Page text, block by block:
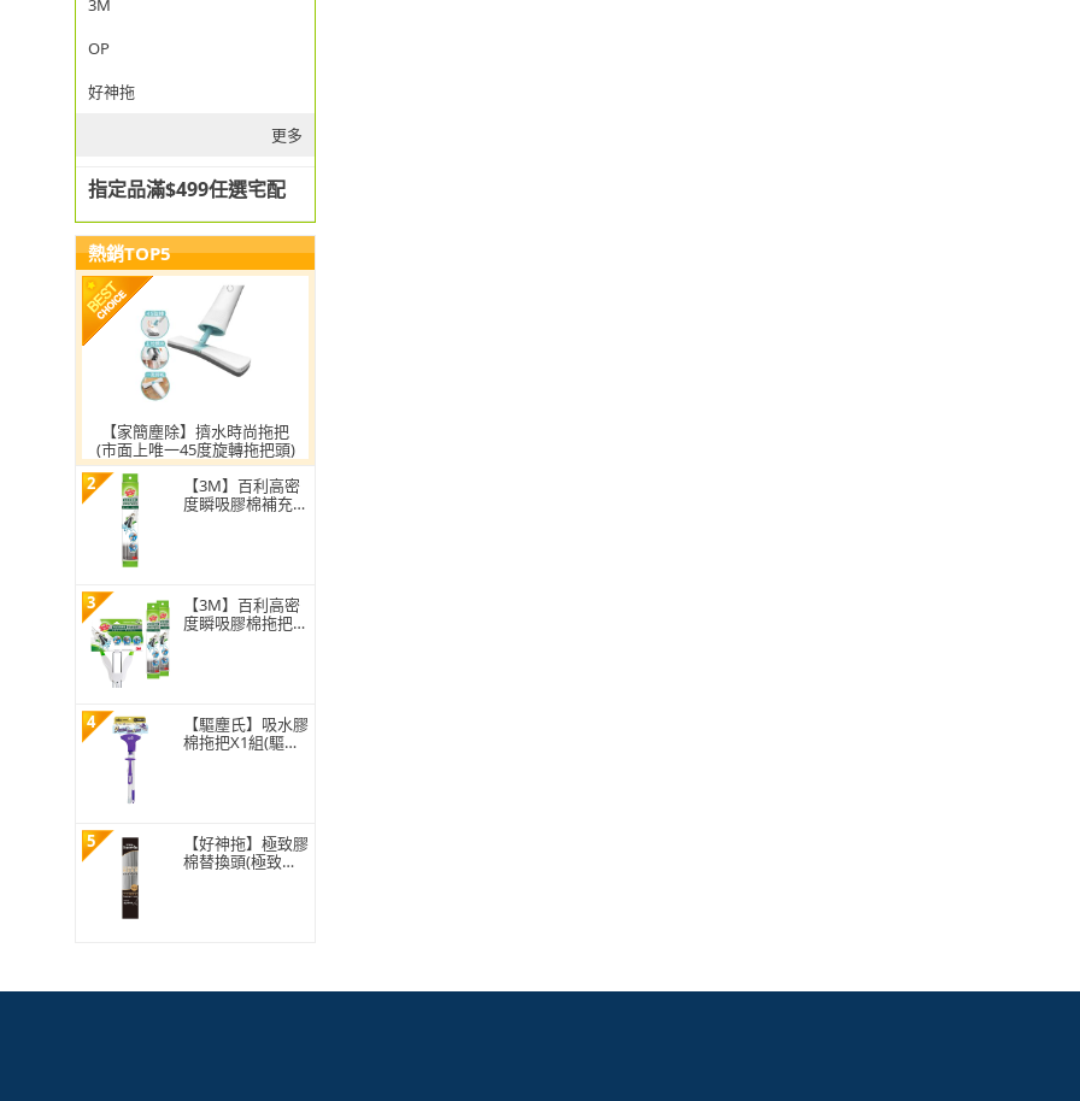
3M
OP
好神拖
更多
指定品滿$499任選宅配
熱銷TOP5
【家簡塵除】擠水時尚拖把
(市面上唯一45度旋轉拖把頭)
2
【3M】百利高密
度瞬吸膠棉補充包
3
【3M】百利高密
度瞬吸膠棉拖把特
4
【驅塵氏】吸水膠
棉拖把X1組(驅塵/
5
【好神拖】極致膠
棉替換頭(極致膠